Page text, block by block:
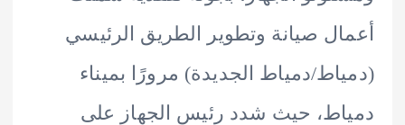
صيانة وتطوير الطريق الرئيسي
دمياط الجديدة) مرورًا بميناء
حيث شدد رئيس الجهاز على